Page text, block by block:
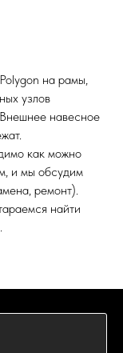
на рамы,
узлов
навесное
как можно
и мы обсудим
ремонт).
найти